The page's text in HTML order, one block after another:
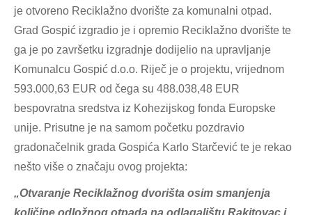
je otvoreno Reciklažno dvorište za komunalni otpad.
Grad Gospić izgradio je i opremio Reciklažno dvorište te
ga je po završetku izgradnje dodijelio na upravljanje
Komunalcu Gospić d.o.o. Riječ je o projektu, vrijednom
593.000,63 EUR od čega su 488.038,48 EUR
bespovratna sredstva iz Kohezijskog fonda Europske
unije. Prisutne je na samom početku pozdravio
gradonačelnik grada Gospića Karlo Starčević te je rekao
nešto više o značaju ovog projekta:
„Otvaranje Reciklažnog dvorišta osim smanjenja
količine odložnog otpada na odlagalištu Rakitovac i